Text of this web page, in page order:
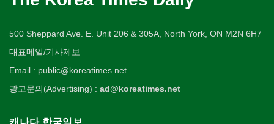
500 Sheppard Ave. E. Unit 206 & 305A, North York, ON M2N 6H7
대표메일/기사제보
Email : public@koreatimes.net
광고문의(Advertising) : ad@koreatimes.net
캐나다 한국일보